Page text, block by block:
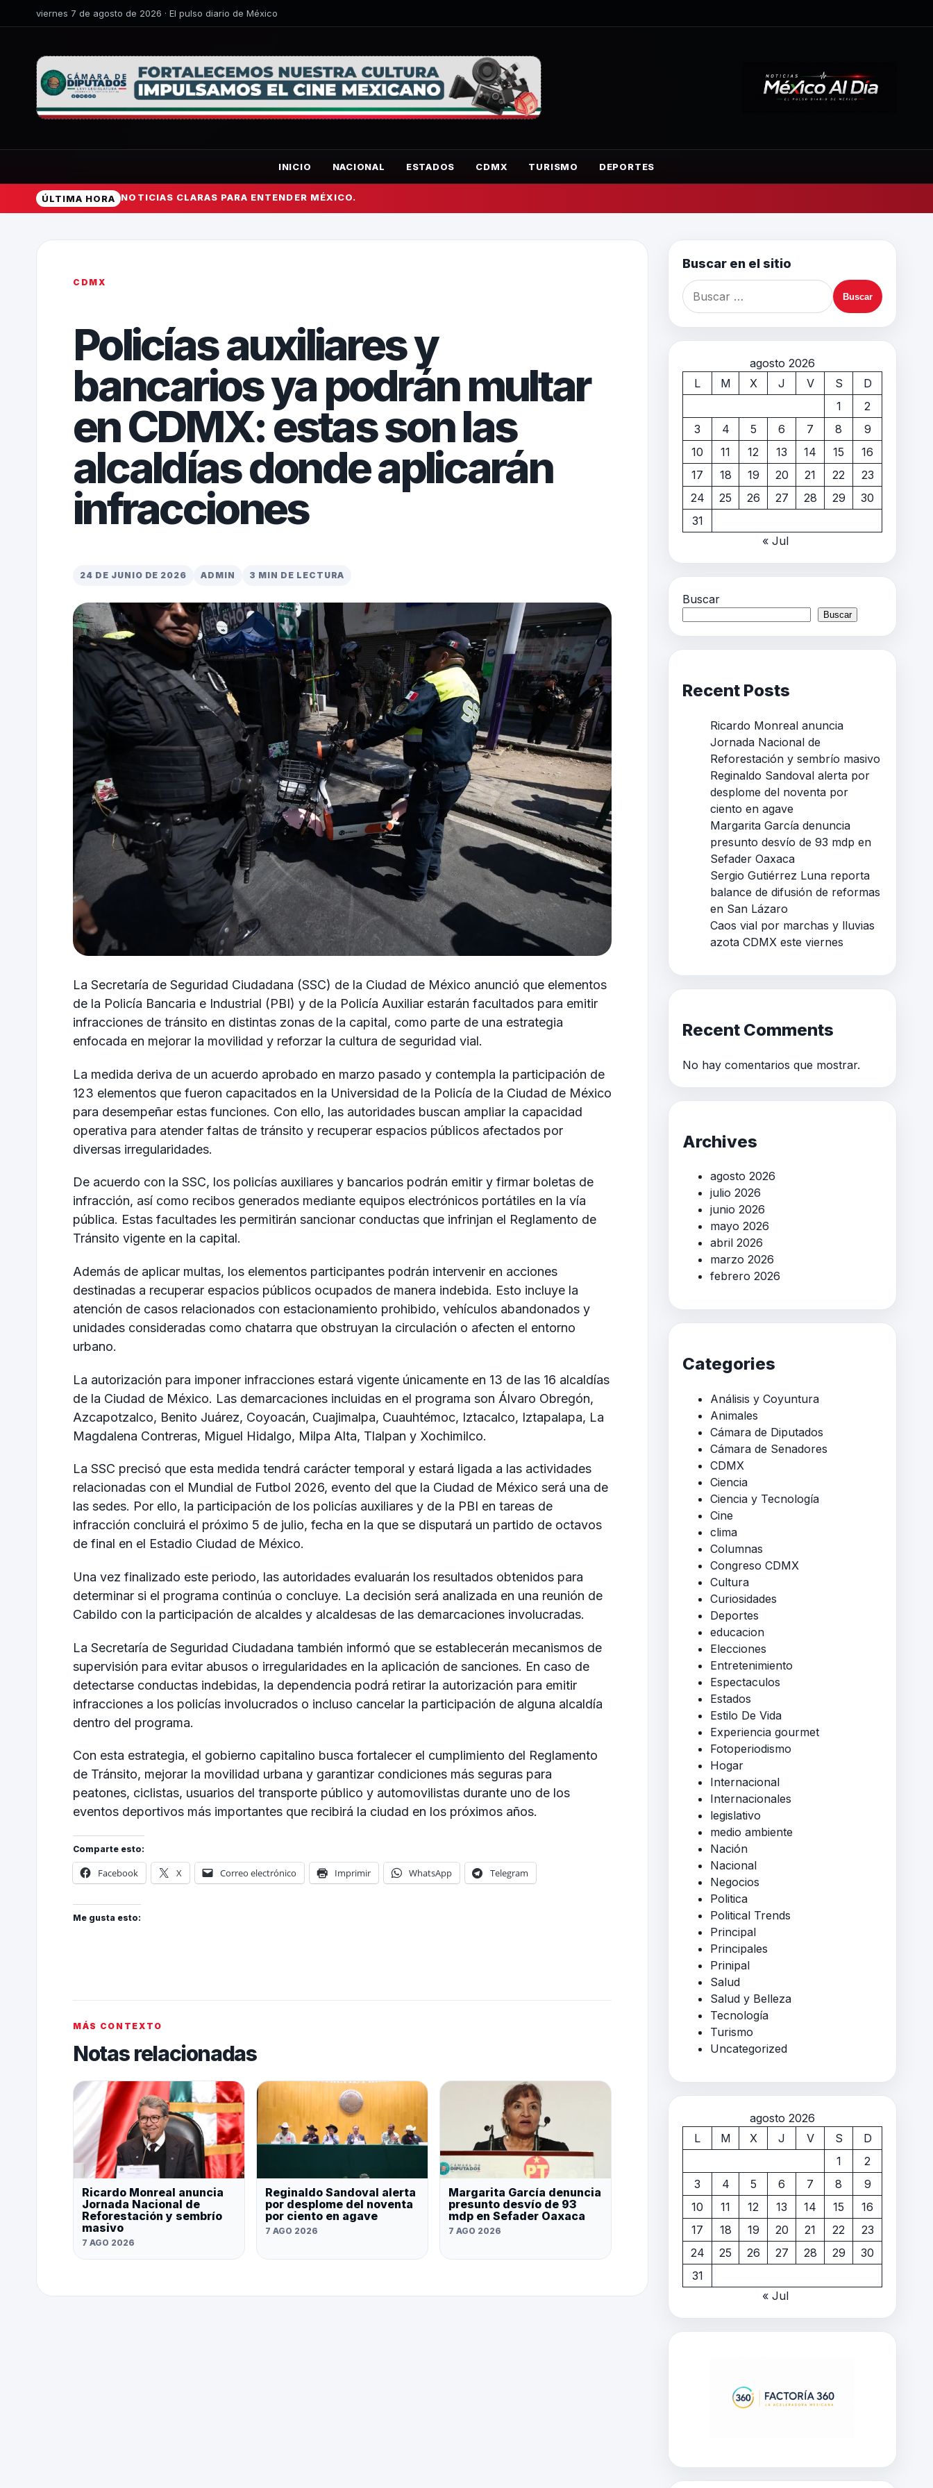
viernes 7 de agosto de 2026 · El pulso diario de México
INICIO NACIONAL ESTADOS CDMX TURISMO DEPORTES
ÚLTIMA HORA NOTICIAS CLARAS PARA ENTENDER MÉXICO.
CDMX
Policías auxiliares y
bancarios ya podrán multar
en CDMX: estas son las
alcaldías donde aplicarán
infracciones
24 DE JUNIO DE 2026 ADMIN 3 MIN DE LECTURA
La Secretaría de Seguridad Ciudadana (SSC) de la Ciudad de México anunció que elementos
de la Policía Bancaria e Industrial (PBI) y de la Policía Auxiliar estarán facultados para emitir
infracciones de tránsito en distintas zonas de la capital, como parte de una estrategia
enfocada en mejorar la movilidad y reforzar la cultura de seguridad vial.
La medida deriva de un acuerdo aprobado en marzo pasado y contempla la participación de
123 elementos que fueron capacitados en la Universidad de la Policía de la Ciudad de México
para desempeñar estas funciones. Con ello, las autoridades buscan ampliar la capacidad
operativa para atender faltas de tránsito y recuperar espacios públicos afectados por
diversas irregularidades.
De acuerdo con la SSC, los policías auxiliares y bancarios podrán emitir y firmar boletas de
infracción, así como recibos generados mediante equipos electrónicos portátiles en la vía
pública. Estas facultades les permitirán sancionar conductas que infrinjan el Reglamento de
Tránsito vigente en la capital.
Además de aplicar multas, los elementos participantes podrán intervenir en acciones
destinadas a recuperar espacios públicos ocupados de manera indebida. Esto incluye la
atención de casos relacionados con estacionamiento prohibido, vehículos abandonados y
unidades consideradas como chatarra que obstruyan la circulación o afecten el entorno
urbano.
La autorización para imponer infracciones estará vigente únicamente en 13 de las 16 alcaldías
de la Ciudad de México. Las demarcaciones incluidas en el programa son Álvaro Obregón,
Azcapotzalco, Benito Juárez, Coyoacán, Cuajimalpa, Cuauhtémoc, Iztacalco, Iztapalapa, La
Magdalena Contreras, Miguel Hidalgo, Milpa Alta, Tlalpan y Xochimilco.
La SSC precisó que esta medida tendrá carácter temporal y estará ligada a las actividades
relacionadas con el Mundial de Futbol 2026, evento del que la Ciudad de México será una de
las sedes. Por ello, la participación de los policías auxiliares y de la PBI en tareas de
infracción concluirá el próximo 5 de julio, fecha en la que se disputará un partido de octavos
de final en el Estadio Ciudad de México.
Una vez finalizado este periodo, las autoridades evaluarán los resultados obtenidos para
determinar si el programa continúa o concluye. La decisión será analizada en una reunión de
Cabildo con la participación de alcaldes y alcaldesas de las demarcaciones involucradas.
La Secretaría de Seguridad Ciudadana también informó que se establecerán mecanismos de
supervisión para evitar abusos o irregularidades en la aplicación de sanciones. En caso de
detectarse conductas indebidas, la dependencia podrá retirar la autorización para emitir
infracciones a los policías involucrados o incluso cancelar la participación de alguna alcaldía
dentro del programa.
Con esta estrategia, el gobierno capitalino busca fortalecer el cumplimiento del Reglamento
de Tránsito, mejorar la movilidad urbana y garantizar condiciones más seguras para
peatones, ciclistas, usuarios del transporte público y automovilistas durante uno de los
eventos deportivos más importantes que recibirá la ciudad en los próximos años.
Comparte esto:
Facebook X Correo electrónico Imprimir WhatsApp Telegram
Me gusta esto:
MÁS CONTEXTO
Notas relacionadas
Ricardo Monreal anuncia
Jornada Nacional de
Reforestación y sembrío
masivo
7 AGO 2026
Reginaldo Sandoval alerta
por desplome del noventa
por ciento en agave
7 AGO 2026
Margarita García denuncia
presunto desvío de 93
mdp en Sefader Oaxaca
7 AGO 2026
Buscar en el sitio
agosto 2026
L
M X J V S
D
1
2
3
4 5 6 7 8
9
10
11 12 13 14 15
16
17
18 19 20 21 22
23
24
25 26 27 28 29
30
31
« Jul
Buscar
Buscar
Recent Posts
Ricardo Monreal anuncia
Jornada Nacional de
Reforestación y sembrío masivo
Reginaldo Sandoval alerta por
desplome del noventa por
ciento en agave
Margarita García denuncia
presunto desvío de 93 mdp en
Sefader Oaxaca
Sergio Gutiérrez Luna reporta
balance de difusión de reformas
en San Lázaro
Caos vial por marchas y lluvias
azota CDMX este viernes
Recent Comments
No hay comentarios que mostrar.
Archives
agosto 2026
julio 2026
junio 2026
mayo 2026
abril 2026
marzo 2026
febrero 2026
Categories
Análisis y Coyuntura
Animales
Cámara de Diputados
Cámara de Senadores
CDMX
Ciencia
Ciencia y Tecnología
Cine
clima
Columnas
Congreso CDMX
Cultura
Curiosidades
Deportes
educacion
Elecciones
Entretenimiento
Espectaculos
Estados
Estilo De Vida
Experiencia gourmet
Fotoperiodismo
Hogar
Internacional
Internacionales
legislativo
medio ambiente
Nación
Nacional
Negocios
Politica
Political Trends
Principal
Principales
Prinipal
Salud
Salud y Belleza
Tecnología
Turismo
Uncategorized
agosto 2026
L
M X J V S
D
1
2
3
4 5 6 7 8
9
10
11 12 13 14 15
16
17
18 19 20 21 22
23
24
25 26 27 28 29
30
31
« Jul